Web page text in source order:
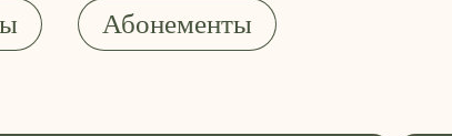
Абонементы